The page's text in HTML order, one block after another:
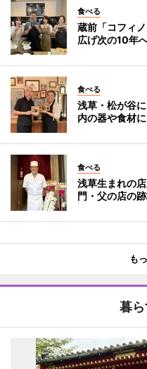
食べる
蔵前「コフィ
広げ次の10年
食べる
浅草・松が谷
内の器や食材
食べる
浅草生まれの
門・父の店の
も
暮ら